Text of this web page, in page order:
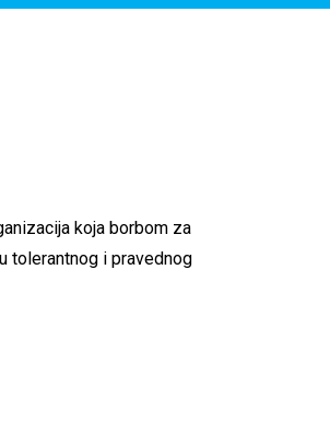
koja borbom za
tolerantnog i pravednog